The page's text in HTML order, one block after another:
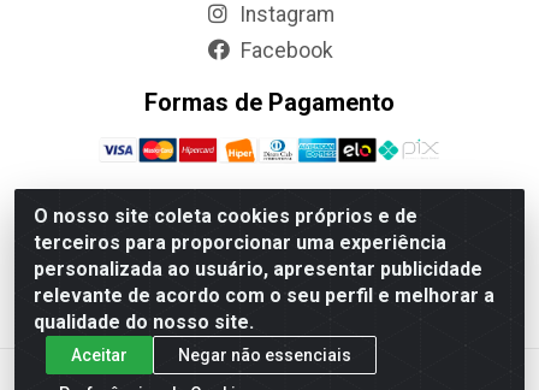
O nosso site coleta cookies próprios e de
terceiros para proporcionar uma experiência
personalizada ao usuário, apresentar publicidade
relevante de acordo com o seu perfil e melhorar a
qualidade do nosso site.
Aceitar
Negar não essenciais
Instagram
Facebook
Formas de Pagamento
Jumbo Alimentos Cascavel - Matriz - Rua Itatiba Do Sul,
161 - Santos Dumont, Cascavel-PR - CEP 85804-700-
CNPJ 85.522.043/0001-90